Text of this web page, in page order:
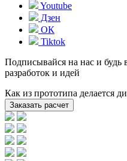
Youtube
Дзен
ОК
Tiktok
Подписывайся на нас и будь
разработок и идей
Как из прототипа делается
Заказать расчет